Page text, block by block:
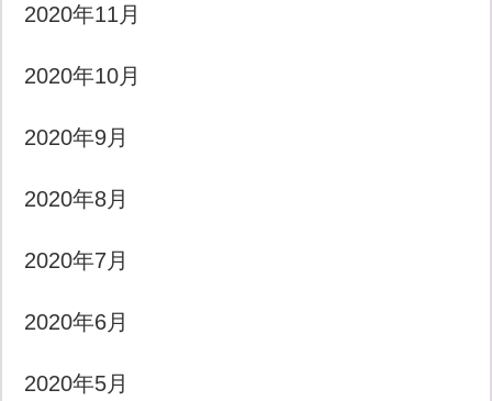
2020年11月
2020年10月
2020年9月
2020年8月
2020年7月
2020年6月
2020年5月